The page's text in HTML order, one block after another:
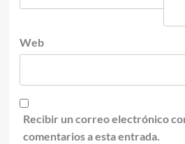
Web
Recibir un correo electrónico
comentarios a esta entrada.